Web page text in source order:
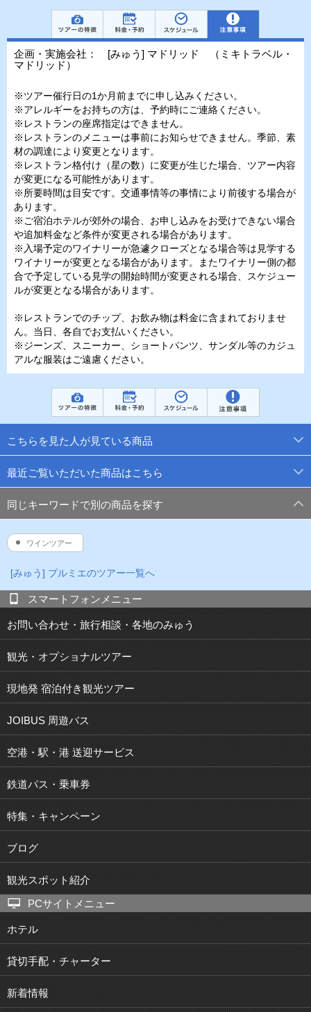
企画・実施会社： [みゅう] マドリッド （ミキトラベル・
マドリッド）
※ツアー催行日の1か月前までに申し込みください。
※アレルギーをお持ちの方は、予約時にご連絡ください。
※レストランの座席指定はできません。
※レストランのメニューは事前にお知らせできません。季節、素
材の調達により変更となります。
※レストラン格付け（星の数）に変更が生じた場合、ツアー内容
が変更になる可能性があります。
※所要時間は目安です。交通事情等の事情により前後する場合が
あります。
※ご宿泊ホテルが郊外の場合、お申し込みをお受けできない場合
や追加料金など条件が変更される場合があります。
※入場予定のワイナリーが急遽クローズとなる場合等は見学する
ワイナリーが変更となる場合があります。またワイナリー側の都
合で予定している見学の開始時間が変更される場合、スケジュー
ルが変更となる場合があります。
※レストランでのチップ、お飲み物は料金に含まれておりませ
ん。当日、各自でお支払いください。
※ジーンズ、スニーカー、ショートパンツ、サンダル等のカジュ
アルな服装はご遠慮ください。
こちらを見た人が見ている商品
最近ご覧いただいた商品はこちら
同じキーワードで別の商品を探す
ワインツアー
[みゅう] プルミエのツアー一覧へ
スマートフォンメニュー
お問い合わせ・旅行相談・各地のみゅう
観光・オプショナルツアー
現地発 宿泊付き観光ツアー
JOIBUS 周遊バス
空港・駅・港 送迎サービス
鉄道パス・乗車券
特集・キャンペーン
ブログ
観光スポット紹介
PCサイトメニュー
ホテル
貸切手配・チャーター
新着情報